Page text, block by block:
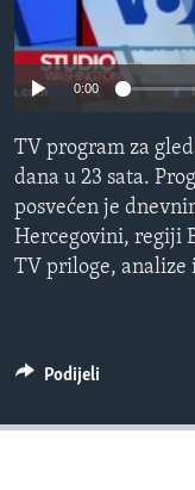
MAGAZIN
O GLASU AMERIKE
Auto
0:00
TV program za
dana u 23 sata.
posvećen je
Hercegovini, regiji
TV priloge,
Podijeli